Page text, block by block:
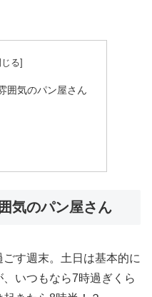
囲気のパン屋さん
気のパン屋さん
す週末。土日は基本的に
いつもなら7時過ぎくら